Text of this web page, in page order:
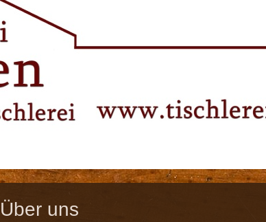
Über uns